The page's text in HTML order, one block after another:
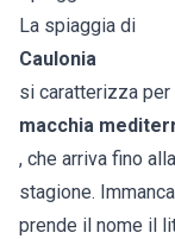
La spiaggia di
Caulonia
si caratterizza per
macchia
, che arriva fino
stagione.
prende il nome il